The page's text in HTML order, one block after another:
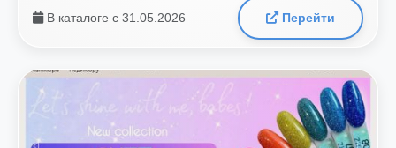
В каталоге с 31.05.2026 Перейти